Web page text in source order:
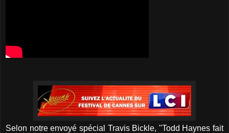
Selon notre envoyé spécial Travis Bickle, "Todd Haynes fait